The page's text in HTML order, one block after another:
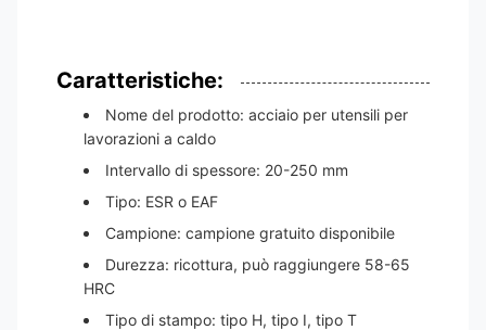
Caratteristiche:
Nome del prodotto: acciaio per utensili per
lavorazioni a caldo
Intervallo di spessore: 20-250 mm
Tipo: ESR o EAF
Campione: campione gratuito disponibile
Durezza: ricottura, può raggiungere 58-65
HRC
Tipo di stampo: tipo H, tipo I, tipo T